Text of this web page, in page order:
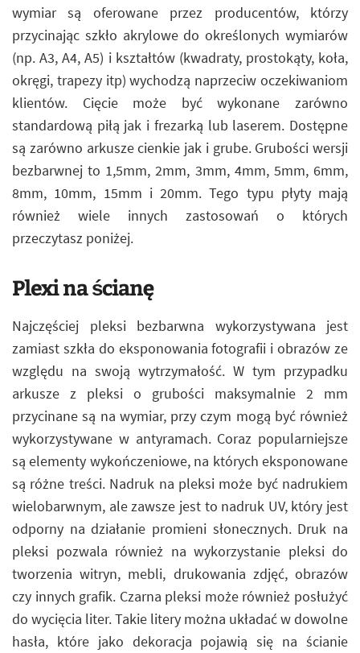
wymiar są oferowane przez producentów, którzy
przycinając szkło akrylowe do określonych wymiarów
(np. A3, A4, A5) i kształtów (kwadraty, prostokąty, koła,
okręgi, trapezy itp) wychodzą naprzeciw oczekiwaniom
klientów. Cięcie może być wykonane zarówno
standardową piłą jak i frezarką lub laserem. Dostępne
są zarówno arkusze cienkie jak i grube. Grubości wersji
bezbarwnej to 1,5mm, 2mm, 3mm, 4mm, 5mm, 6mm,
8mm, 10mm, 15mm i 20mm. Tego typu płyty mają
również wiele innych zastosowań o których
przeczytasz poniżej.
Plexi na ścianę
Najczęściej pleksi bezbarwna wykorzystywana jest
zamiast szkła do eksponowania fotografii i obrazów ze
względu na swoją wytrzymałość. W tym przypadku
arkusze z pleksi o grubości maksymalnie 2 mm
przycinane są na wymiar, przy czym mogą być również
wykorzystywane w antyramach. Coraz popularniejsze
są elementy wykończeniowe, na których eksponowane
są różne treści. Nadruk na pleksi może być nadrukiem
wielobarwnym, ale zawsze jest to nadruk UV, który jest
odporny na działanie promieni słonecznych. Druk na
pleksi pozwala również na wykorzystanie pleksi do
tworzenia witryn, mebli, drukowania zdjęć, obrazów
czy innych grafik. Czarna pleksi może również posłużyć
do wycięcia liter. Takie litery można układać w dowolne
hasła, które jako dekoracja pojawią się na ścianie